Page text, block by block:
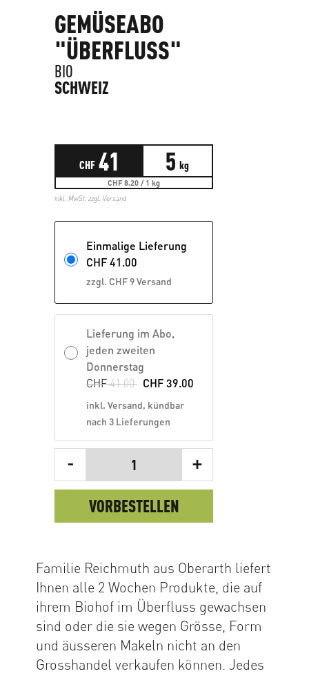
GEMÜSEABO
"ÜBERFLUSS"
BIO
SCHWEIZ
CHF 41 5 kg
CHF 8.20 / 1 kg
inkl. MwSt. zzgl. Versand
Einmalige Lieferung
CHF 41.00
zzgl. CHF 9 Versand
Lieferung im Abo,
jeden zweiten
Donnerstag
CHF41.00 CHF 39.00
inkl. Versand, kündbar
nach 3 Lieferungen
- 1 +
VORBESTELLEN
Familie Reichmuth aus Oberarth liefert
Ihnen alle 2 Wochen Produkte, die auf
ihrem Biohof im Überfluss gewachsen
sind oder die sie wegen Grösse, Form
und äusseren Makeln nicht an den
Grosshandel verkaufen können. Jedes